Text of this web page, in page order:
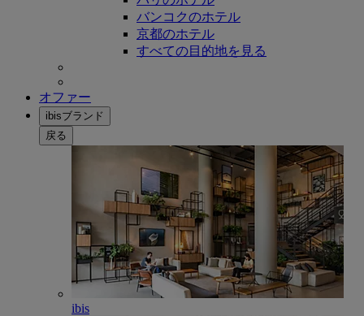
バンコクのホテル
京都のホテル
すべての目的地を見る
オファー
ibisブランド
戻る
ibis